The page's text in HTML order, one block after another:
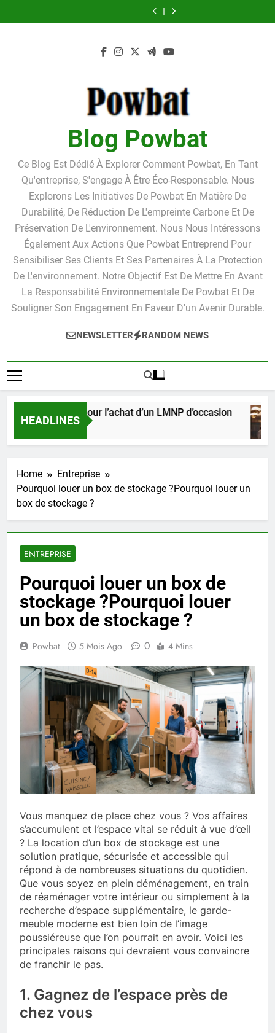
to
tarifs, avantages
pour l’achat d’un
bonne foi du
Linkavista 2026 :
avis complet,
détaillés
Pourquoi louer un
Blog Powbat
Ce Blog Est Dédié À Explorer Comment Powbat, En Tant
Qu'entreprise, S'engage À Être Éco-Responsable. Nous
Explorons Les Initiatives De Powbat En Matière De
Durabilité, De Réduction De L'empreinte Carbone Et De
Préservation De L'environnement. Nous Nous Intéressons
Également Aux Actions Que Powbat Entreprend Pour
Sensibiliser Ses Clients Et Ses Partenaires À La Protection
De L'environnement. Notre Objectif Est De Mettre En Avant
La Responsabilité Environnementale De Powbat Et De
Souligner Son Engagement En Faveur D'un Avenir Durable.
NEWSLETTER RANDOM NEWS
HEADLINES
pratique pour l’achat d’un LMNP d’occasion
Ago
Home
Entreprise
Pourquoi louer un box de stockage ?Pourquoi louer un
box de stockage ?
ENTREPRISE
Pourquoi louer un box de
stockage ?Pourquoi louer
un box de stockage ?
Powbat 5 Mois Ago 0 4 Mins
Vous manquez de place chez vous ? Vos affaires
s’accumulent et l’espace vital se réduit à vue d’œil
? La location d’un box de stockage est une
solution pratique, sécurisée et accessible qui
répond à de nombreuses situations du quotidien.
Que vous soyez en plein déménagement, en train
de réaménager votre intérieur ou simplement à la
recherche d’espace supplémentaire, le garde-
meuble moderne est bien loin de l’image
poussiéreuse que l’on pourrait en avoir. Voici les
principales raisons qui devraient vous convaincre
de franchir le pas.
1. Gagnez de l’espace près de
chez vous